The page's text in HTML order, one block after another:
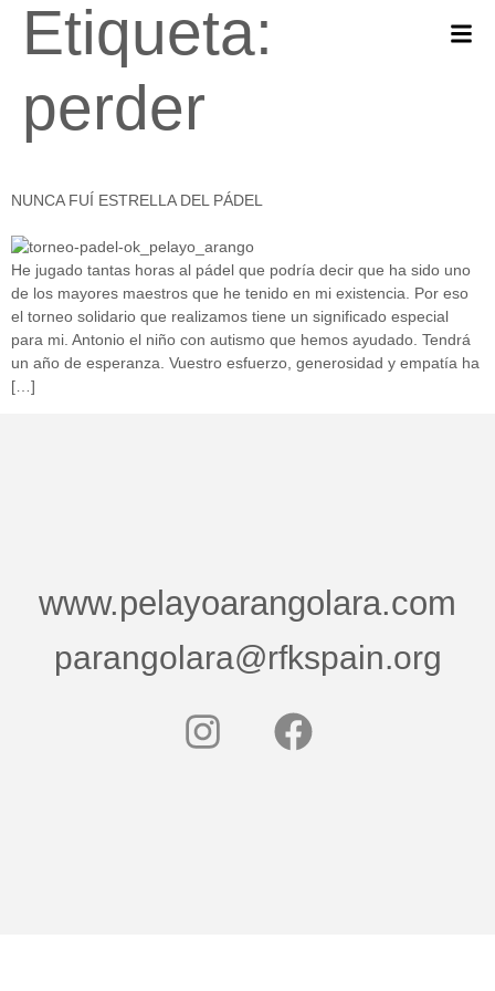
Etiqueta:
perder
NUNCA FUÍ ESTRELLA DEL PÁDEL
He jugado tantas horas al pádel que podría decir que ha sido uno
de los mayores maestros que he tenido en mi existencia. Por eso
el torneo solidario que realizamos tiene un significado especial
para mi. Antonio el niño con autismo que hemos ayudado. Tendrá
un año de esperanza. Vuestro esfuerzo, generosidad y empatía ha
[…]
www.pelayoarangolara.com
parangolara@rfkspain.org